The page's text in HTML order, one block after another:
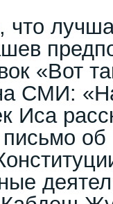
что
«Вот
СМИ:
Иса
об